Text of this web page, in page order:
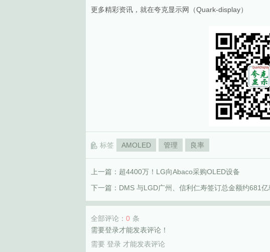
更多精彩资讯，就在夸克显示网（Quark-display）
标签 AMOLED 管理 良率
上一篇： 超4400万！LG向Abaco采购OLED设备
下一篇： DMS 与LGD广州、信利仁寿签订总金额约681
全部评论： 0 条
需要登录才能发表评论！
需要 登录 才能发表评论